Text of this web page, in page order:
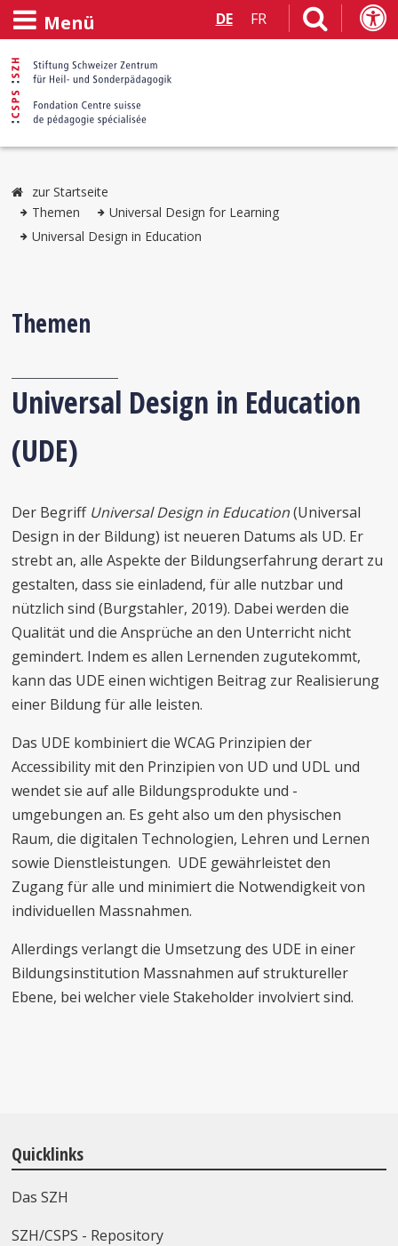
Menü DE FR
zur Startseite
Themen
Universal Design for Learning
Universal Design in Education
Themen
Universal Design in Education
(UDE)
Der Begriff Universal Design in Education(Universal
Design in der Bildung) ist neueren Datums als UD. Er
strebt an, alle Aspekte der Bildungserfahrung derart zu
gestalten, dass sie einladend, für alle nutzbar und
nützlich sind (Burgstahler, 2019). Dabei werden die
Qualität und die Ansprüche an den Unterricht nicht
gemindert. Indem es allen Lernenden zugutekommt,
kann das UDE einen wichtigen Beitrag zur Realisierung
einer Bildung für alle leisten.
Das UDE kombiniert die WCAG Prinzipien der
Accessibility mit den Prinzipien von UD und UDL und
wendet sie auf alle Bildungsprodukte und -
umgebungen an. Es geht also um den physischen
Raum, die digitalen Technologien, Lehren und Lernen
sowie Dienstleistungen. UDE gewährleistet den
Zugang für alle und minimiert die Notwendigkeit von
individuellen Massnahmen.
Allerdings verlangt die Umsetzung des UDE in einer
Bildungsinstitution Massnahmen auf struktureller
Ebene, bei welcher viele Stakeholder involviert sind.
Quicklinks
Das SZH
SZH/CSPS - Repository